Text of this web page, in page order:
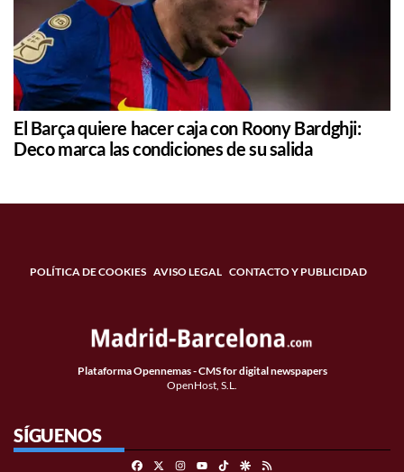
El Barça quiere hacer caja con Roony Bardghji:
Deco marca las condiciones de su salida
POLÍTICA DE COOKIES AVISO LEGAL CONTACTO Y PUBLICIDAD
Plataforma Opennemas - CMS for digital newspapers
OpenHost, S.L.
SÍGUENOS
FacebookInstagramTikTokGoogle Discover